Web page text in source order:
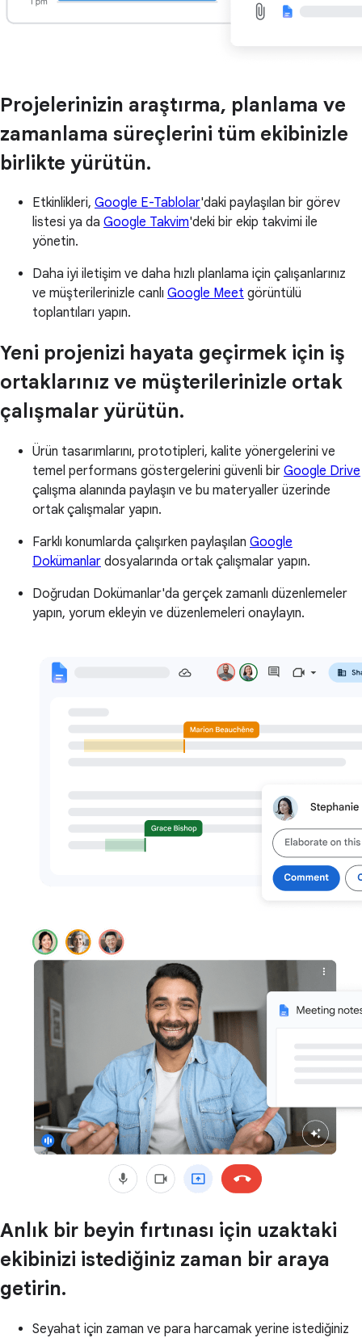
Projelerinizin araştırma, planlama ve
zamanlama süreçlerini tüm ekibinizle
birlikte yürütün.
Etkinlikleri, Google E-Tablolar'daki paylaşılan bir görev
listesi ya da Google Takvim'deki bir ekip takvimi ile
yönetin.
Daha iyi iletişim ve daha hızlı planlama için çalışanlarınız
ve müşterilerinizle canlı Google Meet görüntülü
toplantıları yapın.
Yeni projenizi hayata geçirmek için iş
ortaklarınız ve müşterilerinizle ortak
çalışmalar yürütün.
Ürün tasarımlarını, prototipleri, kalite yönergelerini ve
temel performans göstergelerini güvenli bir Google Drive
çalışma alanında paylaşın ve bu materyaller üzerinde
ortak çalışmalar yapın.
Farklı konumlarda çalışırken paylaşılan Google
Dokümanlar dosyalarında ortak çalışmalar yapın.
Doğrudan Dokümanlar'da gerçek zamanlı düzenlemeler
yapın, yorum ekleyin ve düzenlemeleri onaylayın.
Anlık bir beyin fırtınası için uzaktaki
ekibinizi istediğiniz zaman bir araya
getirin.
Seyahat için zaman ve para harcamak yerine istediğiniz